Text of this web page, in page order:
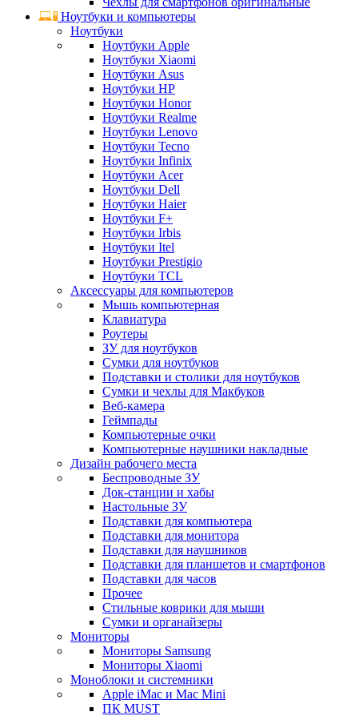
Ноутбуки и компьютеры
Ноутбуки
Ноутбуки Apple
Ноутбуки Xiaomi
Ноутбуки Asus
Ноутбуки HP
Ноутбуки Honor
Ноутбуки Realme
Ноутбуки Lenovo
Ноутбуки Tecno
Ноутбуки Infinix
Ноутбуки Acer
Ноутбуки Dell
Ноутбуки Haier
Ноутбуки F+
Ноутбуки Irbis
Ноутбуки Itel
Ноутбуки Prestigio
Ноутбуки TCL
Аксессуары для компьютеров
Мышь компьютерная
Клавиатура
Роутеры
ЗУ для ноутбуков
Сумки для ноутбуков
Подставки и столики для ноутбуков
Сумки и чехлы для Макбуков
Веб-камера
Геймпады
Компьютерные очки
Компьютерные наушники накладные
Дизайн рабочего места
Беспроводные ЗУ
Док-станции и хабы
Настольные ЗУ
Подставки для компьютера
Подставки для монитора
Подставки для наушников
Подставки для планшетов и смартфонов
Подставки для часов
Прочее
Стильные коврики для мыши
Сумки и органайзеры
Мониторы
Мониторы Samsung
Мониторы Xiaomi
Моноблоки и системники
Apple iMac и Mac Mini
ПК MUST